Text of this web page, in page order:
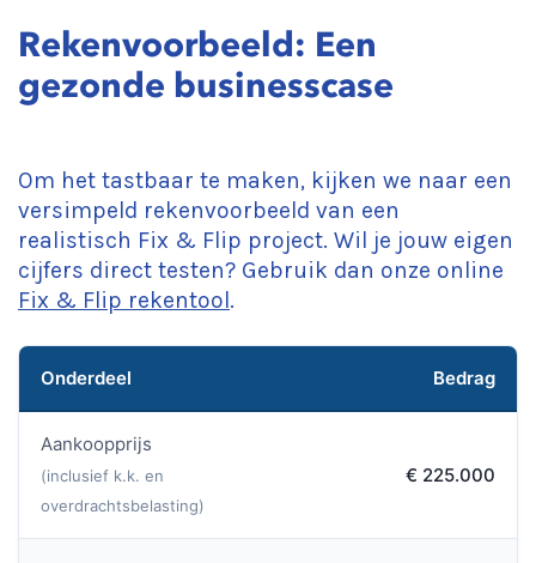
Rekenvoorbeeld: Een
gezonde businesscase
Om het tastbaar te maken, kijken we naar een
versimpeld rekenvoorbeeld van een
realistisch Fix & Flip project. Wil je jouw eigen
cijfers direct testen? Gebruik dan onze online
Fix & Flip rekentool.
Onderdeel Bedrag
Aankoopprijs
(inclusief k.k. en
overdrachtsbelasting)
€ 225.000